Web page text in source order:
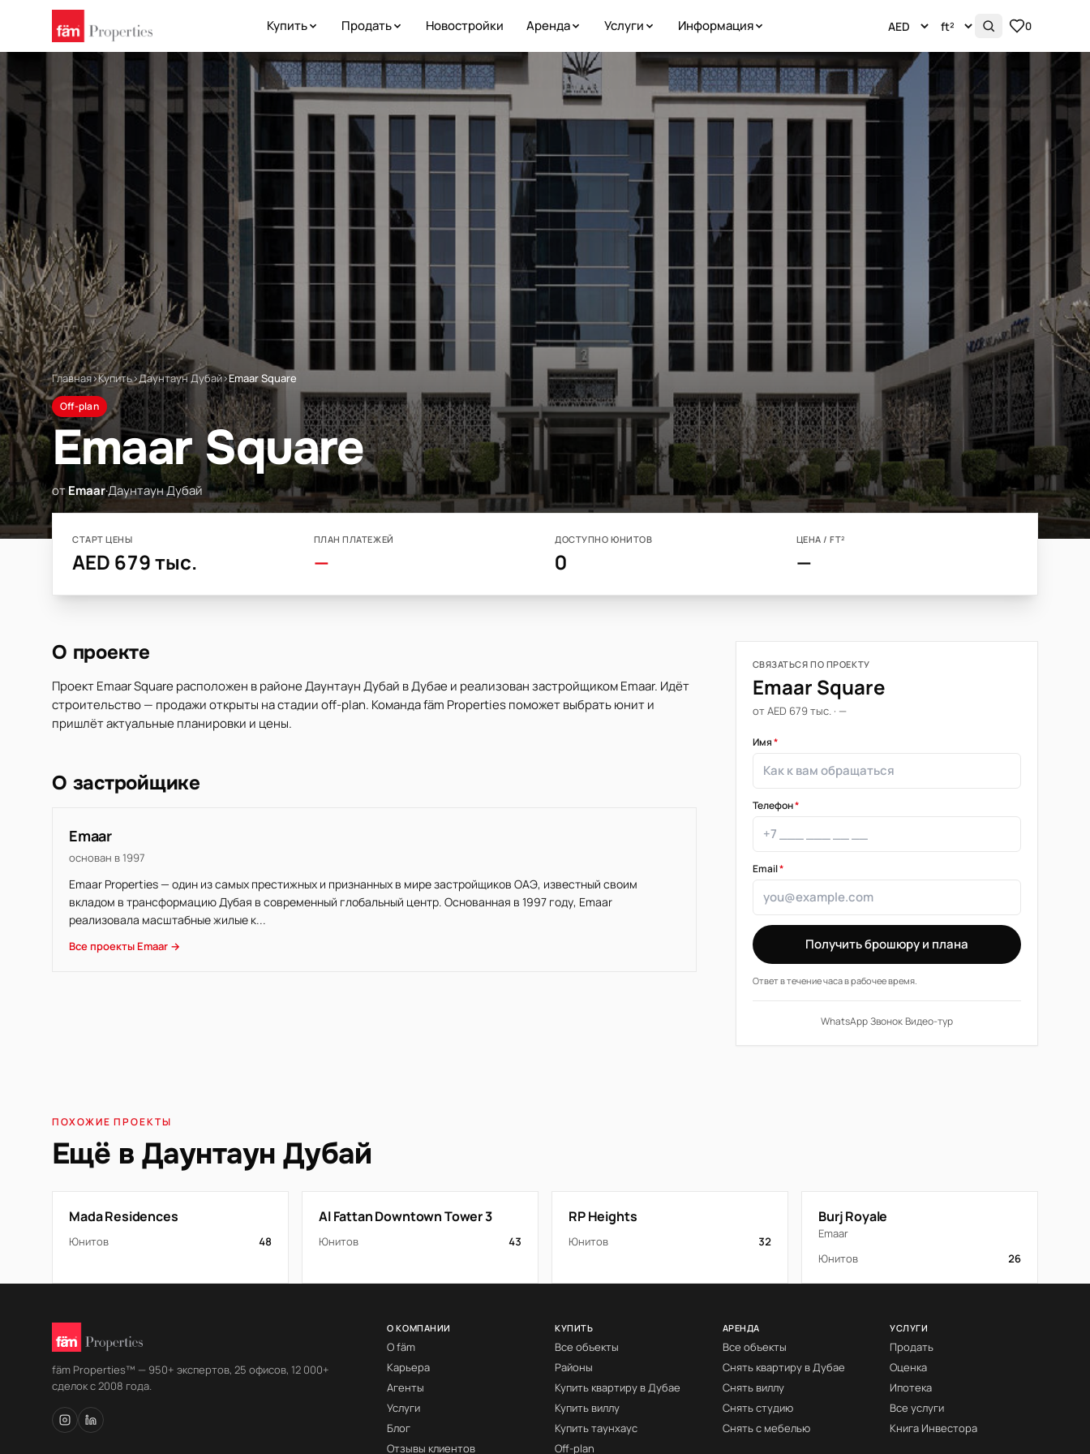
Купить Продать Новостройки Аренда Услуги Информация 0
Главная›Купить›Даунтаун Дубай›Emaar Square
Off-plan
Emaar Square
отEmaar·Даунтаун Дубай
СТАРТ ЦЕНЫ
AED 679 тыс.
ПЛАН ПЛАТЕЖЕЙ
—
ДОСТУПНО ЮНИТОВ
0
ЦЕНА / FT²
—
О проекте
Проект Emaar Square расположен в районе Даунтаун Дубай в Дубае и реализован застройщиком Emaar. Идёт
строительство — продажи открыты на стадии off-plan. Команда fäm Properties поможет выбрать юнит и
пришлёт актуальные планировки и цены.
О застройщике
Emaar
основан в 1997
Emaar Properties — один из самых престижных и признанных в мире застройщиков ОАЭ, известный своим
вкладом в трансформацию Дубая в современный глобальный центр. Основанная в 1997 году, Emaar
реализовала масштабные жилые к...
Все проекты Emaar →
СВЯЗАТЬСЯ ПО ПРОЕКТУ
Emaar Square
от AED 679 тыс. · —
Имя*
Телефон*
Email*
Получить брошюру и плана
Ответ в течение часа в рабочее время.
WhatsApp·Звонок·Видео-тур
ПОХОЖИЕ ПРОЕКТЫ
Ещё в Даунтаун Дубай
Mada Residences
Юнитов 48
Al Fattan Downtown Tower 3
Юнитов 43
RP Heights
Юнитов 32
Burj Royale
Emaar
Юнитов
26
fäm Properties™ — 950+ экспертов, 25 офисов, 12 000+
сделок с 2008 года.
О КОМПАНИИ
О fäm
Карьера
Агенты
Услуги
Блог
Отзывы клиентов
КУПИТЬ
Все объекты
Районы
Купить квартиру в Дубае
Купить виллу
Купить таунхаус
Off-plan
АРЕНДА
Все объекты
Снять квартиру в Дубае
Снять виллу
Снять студию
Снять с мебелью
УСЛУГИ
Продать
Оценка
Ипотека
Все услуги
Книга Инвестора